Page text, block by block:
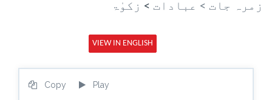
زمرہ جات > عبادات > زکوٰۃ
VIEW IN ENGLISH
Play
Copy